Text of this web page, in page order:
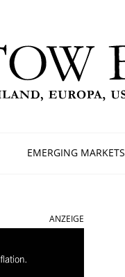
EMERGING MARKETS
ANZEIGE